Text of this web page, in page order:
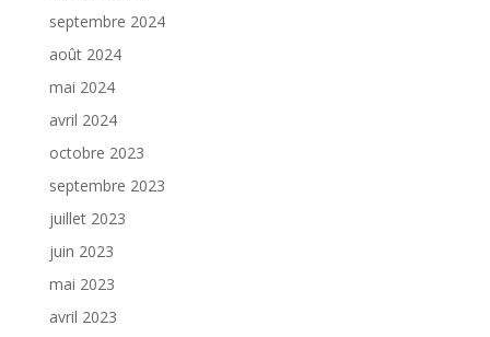
septembre 2024
août 2024
mai 2024
avril 2024
octobre 2023
septembre 2023
juillet 2023
juin 2023
mai 2023
avril 2023